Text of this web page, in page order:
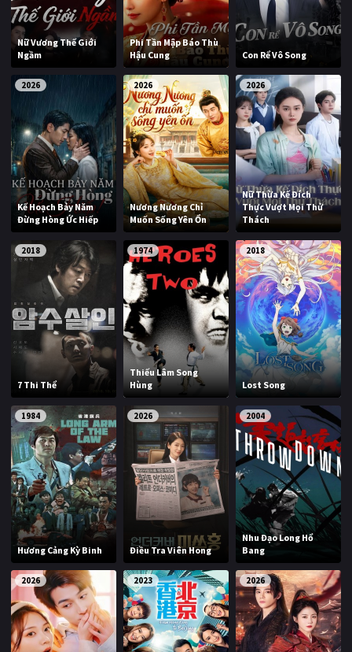
Nữ Vương Thế Giới
Ngầm
Phi Tần Mập Báo Thù
Hậu Cung
Con Rể Vô Song
2026
Kế Hoạch Bảy Năm
Đừng Hòng Ức Hiếp
2026
Nương Nương Chỉ
Muốn Sống Yên Ổn
2026
Nữ Thừa Kế Đích
Thực Vượt Mọi Thử
Thách
2018
7 Thi Thể
1974
Thiếu Lâm Song
Hùng
2018
Lost Song
1984
Hương Cảng Kỳ Binh
2026
Điều Tra Viên Hong
2004
Nhu Đạo Long Hổ
Bang
2026 2023 2026